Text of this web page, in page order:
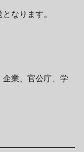
なります。
企業、官公庁、学